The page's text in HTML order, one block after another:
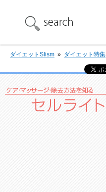
ダイエットSlism » ダイエット特集